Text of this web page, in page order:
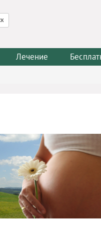
Лечение